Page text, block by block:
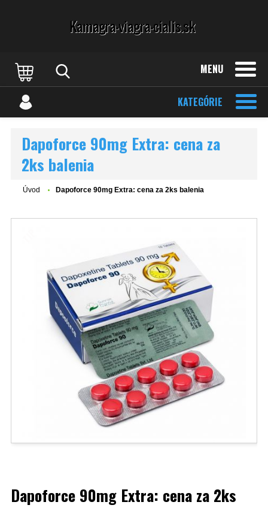
MENU
KATEGÓRIE
Dapoforce 90mg Extra: cena za
2ks balenia
Úvod Dapoforce 90mg Extra: cena za 2ks balenia
Dapoforce 90mg Extra: cena za 2ks